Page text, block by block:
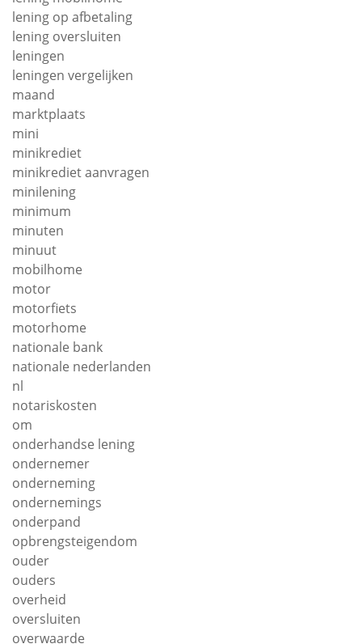
lening op afbetaling
lening oversluiten
leningen
leningen vergelijken
maand
marktplaats
mini
minikrediet
minikrediet aanvragen
minilening
minimum
minuten
minuut
mobilhome
motor
motorfiets
motorhome
nationale bank
nationale nederlanden
nl
notariskosten
om
onderhandse lening
ondernemer
onderneming
ondernemings
onderpand
opbrengsteigendom
ouder
ouders
overheid
oversluiten
overwaarde